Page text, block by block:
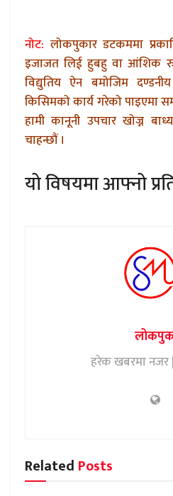
नोट: लोकपुकार डटकममा
इजाजत लिई हुबहु वा आंशिक
विद्युतिय ऐन बमोजिम
किसिमको कार्य गरेको पाइएमा
हामी कानूनी उपचार खोज्न
चाहन्छौं ।
यो विषयमा आफ्नो
हरेक खबरमा नजर
Related Posts